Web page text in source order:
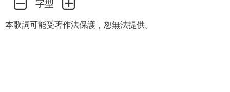
字型
本歌詞可能受著作法保護，恕無法提供。